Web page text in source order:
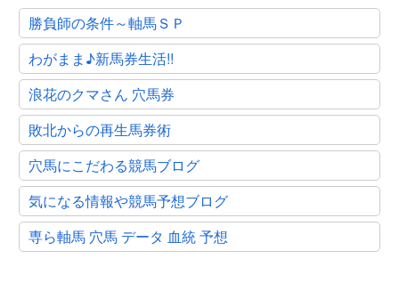
勝負師の条件～軸馬ＳＰ
わがまま♪新馬券生活!!
浪花のクマさん 穴馬券
敗北からの再生馬券術
穴馬にこだわる競馬ブログ
気になる情報や競馬予想ブログ
専ら軸馬 穴馬 データ 血統 予想